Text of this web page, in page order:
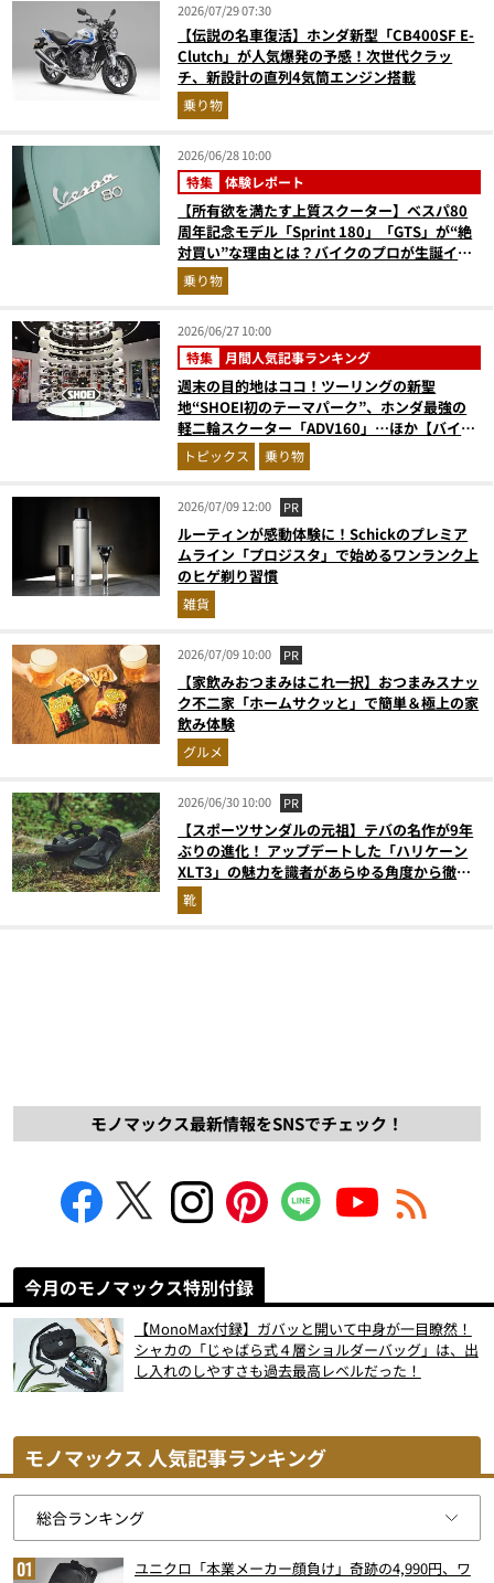
2026/07/29 07:30
【伝説の名車復活】ホンダ新型「CB400SF E-
Clutch」が人気爆発の予感！次世代クラッ
チ、新設計の直列4気筒エンジン搭載
乗り物
2026/06/28 10:00
特集 体験レポート
【所有欲を満たす上質スクーター】ベスパ80
周年記念モデル「Sprint 180」「GTS」が“絶
対買い”な理由とは？バイクのプロが生誕イベ
ントから実車レビュー！
乗り物
2026/06/27 10:00
特集 月間人気記事ランキング
週末の目的地はココ！ツーリングの新聖
地“SHOEI初のテーマパーク”、ホンダ最強の
軽二輪スクーター「ADV160」…ほか【バイク
の人気記事ランキングベスト3】（2026年5月
版）
トピックス 乗り物
2026/07/09 12:00 PR
ルーティンが感動体験に！Schickのプレミア
ムライン「プロジスタ」で始めるワンランク上
のヒゲ剃り習慣
雑貨
2026/07/09 10:00 PR
【家飲みおつまみはこれ一択】おつまみスナッ
ク不二家「ホームサクッと」で簡単＆極上の家
飲み体験
グルメ
2026/06/30 10:00 PR
【スポーツサンダルの元祖】テバの名作が9年
ぶりの進化！ アップデートした「ハリケーン
XLT3」の魅力を識者があらゆる角度から徹底
解説！
靴
モノマックス最新情報をSNSでチェック！
今月のモノマックス特別付録
【MonoMax付録】ガバッと開いて中身が一目瞭然！
シャカの「じゃばら式４層ショルダーバッグ」は、出
し入れのしやすさも過去最高レベルだった！
モノマックス 人気記事ランキング
ユニクロ「本業メーカー顔負け」奇跡の4,990円、ワ